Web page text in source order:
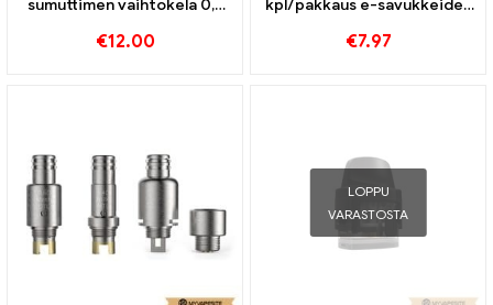
sumuttimen vaihtokela 0,2
sähkösavukkeiden
€12.00
kpl/pakkaus e-savukkeiden
€7.97
LOPPU
VARASTOSTA